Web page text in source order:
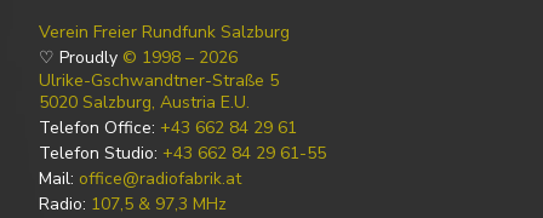
Verein Freier Rundfunk Salzburg
♡ Proudly © 1998 – 2026
Ulrike-Gschwandtner-Straße 5
5020 Salzburg, Austria E.U.
Telefon Office: +43 662 84 29 61
Telefon Studio: +43 662 84 29 61-55
Mail: office@radiofabrik.at
Radio: 107,5 & 97,3 MHz